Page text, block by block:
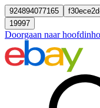
924894077165
19997
Doorgaan naar